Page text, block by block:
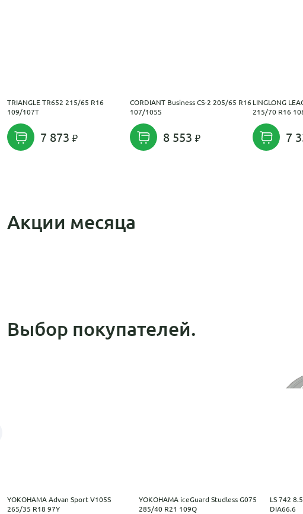
TRIANGLE TR652 215/65 R16
109/107T
7 873
CORDIANT Business CS-2 205/65 R16
107/105S
8 553
LINGLONG
215/70 R16
7
Акции месяца
Выбор покупателей.
YOKOHAMA Advan Sport V105S
265/35 R18 97Y
YOKOHAMA iceGuard Studless G075
285/40 R21 109Q
LS 742
DIA66.6